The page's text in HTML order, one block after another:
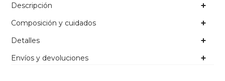
Descripción
Composición y cuidados
Detalles
Envíos y devoluciones